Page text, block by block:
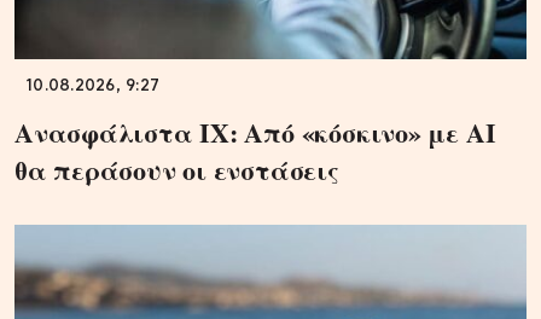
10.08.2026, 9:27
Ανασφάλιστα ΙΧ: Από «κόσκινο» με AI
θα περάσουν οι ενστάσεις